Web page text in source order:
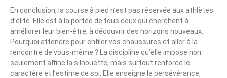
En conclusion, la course à pied n’est pas réservée aux athlètes
d’élite. Elle est à la portée de tous ceux qui cherchent à
améliorer leur bien-être, à découvrir des horizons nouveaux.
Pourquoi attendre pour enfiler vos chaussures et aller à la
rencontre de vous-même ? La discipline qu’elle impose non
seulement affine la silhouette, mais surtout renforce le
caractère et l’estime de soi. Elle enseigne la persévérance,